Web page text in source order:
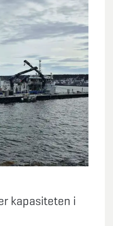
kapasiteten i